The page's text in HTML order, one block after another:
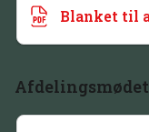
Blanket til
Afdelingsmødet